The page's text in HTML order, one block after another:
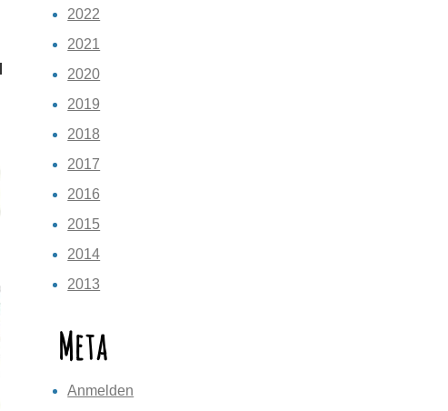
2022
2021
2020
2019
2018
2017
2016
2015
2014
2013
Meta
Anmelden